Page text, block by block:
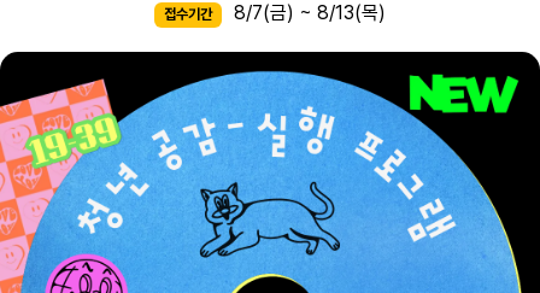
접수기간 8/7(금) ~ 8/13(목)